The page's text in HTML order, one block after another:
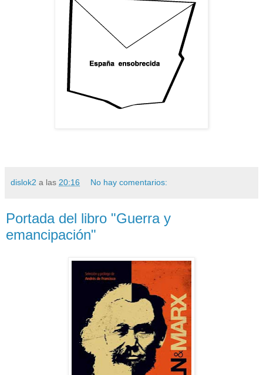
dislok2 a las 20:16 No hay comentarios:
Portada del libro "Guerra y
emancipación"